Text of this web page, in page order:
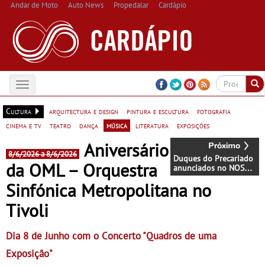
Andar de Moto Auto News Propedalar Cardápio
Toggle
navigation
Cultura
arquitectura e design pintura e escultura
fotografia
cinema e tv
teatro dança música literatura exposições
Duques do Precariado
anunciados no NOS
Alive 2026
8/6/2026 a 8/6/2026
Aniversário
da OML – Orquestra
Sinfónica Metropolitana no
Tivoli
Dia 8 de Junho com o Concerto "Quadros de uma
Exposição"